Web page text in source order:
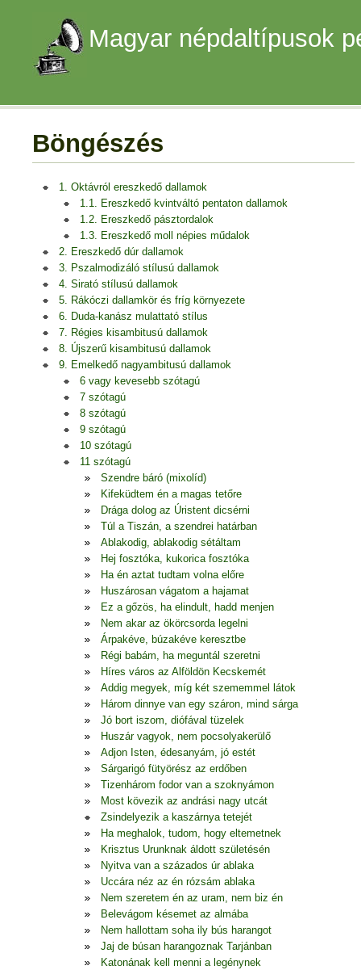
Magyar népdaltípusok
Böngészés
1. Oktávról ereszkedő dallamok
1.1. Ereszkedő kvintváltó pentaton dallamok
1.2. Ereszkedő pásztordalok
1.3. Ereszkedő moll népies műdalok
2. Ereszkedő dúr dallamok
3. Pszalmodizáló stílusú dallamok
4. Sirató stílusú dallamok
5. Rákóczi dallamkör és fríg környezete
6. Duda-kanász mulattató stílus
7. Régies kisambitusú dallamok
8. Újszerű kisambitusú dallamok
9. Emelkedő nagyambitusú dallamok
6 vagy kevesebb szótagú
7 szótagú
8 szótagú
9 szótagú
10 szótagú
11 szótagú
Szendre báró (mixolíd)
Kifeküdtem én a magas tetőre
Drága dolog az Úristent dicsérni
Túl a Tiszán, a szendrei határban
Ablakodig, ablakodig sétáltam
Hej fosztóka, kukorica fosztóka
Ha én aztat tudtam volna előre
Huszárosan vágatom a hajamat
Ez a gőzös, ha elindult, hadd menjen
Nem akar az ökörcsorda legelni
Árpakéve, búzakéve keresztbe
Régi babám, ha meguntál szeretni
Híres város az Alföldön Kecskemét
Addig megyek, míg két szememmel látok
Három dinnye van egy száron, mind sárga
Jó bort iszom, diófával tüzelek
Huszár vagyok, nem pocsolyakerülő
Adjon Isten, édesanyám, jó estét
Sárgarigó fütyörész az erdőben
Tizenhárom fodor van a szoknyámon
Most kövezik az andrási nagy utcát
Zsindelyezik a kaszárnya tetejét
Ha meghalok, tudom, hogy eltemetnek
Krisztus Urunknak áldott születésén
Nyitva van a százados úr ablaka
Uccára néz az én rózsám ablaka
Nem szeretem én az uram, nem biz én
Belevágom késemet az almába
Nem hallottam soha ily bús harangot
Jaj de búsan harangoznak Tarjánban
Katonának kell menni a legénynek